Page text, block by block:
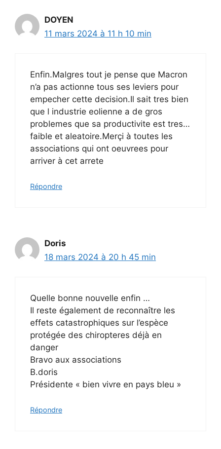
DOYEN
11 mars 2024 à 11 h 10 min
Enfin.Malgres tout je pense que Macron
n’a pas actionne tous ses leviers pour
empecher cette decision.Il sait tres bien
que l industrie eolienne a de gros
problemes que sa productivite est tres…
faible et aleatoire.Merçi à toutes les
associations qui ont oeuvrees pour
arriver à cet arrete
Répondre
Doris
18 mars 2024 à 20 h 45 min
Quelle bonne nouvelle enfin …
Il reste également de reconnaître les
effets catastrophiques sur l’espèce
protégée des chiropteres déjà en
danger
Bravo aux associations
B.doris
Présidente « bien vivre en pays bleu »
Répondre